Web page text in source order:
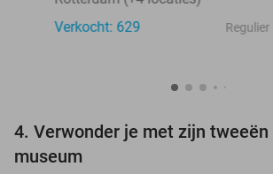
Verkocht: 629
Regulier
4. Verwonder je met zijn tweeën
museum